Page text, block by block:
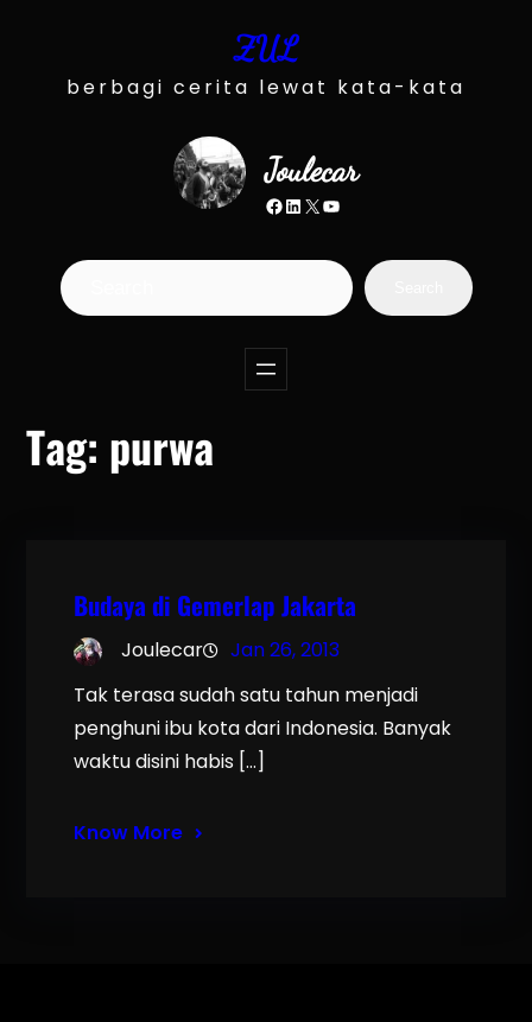
content
ZUL
berbagi cerita lewat kata-kata
Joulecar
Facebook LinkedIn X YouTube
S
e
h
Tag: purwa
Budaya di Gemerlap Jakarta
Joulecar
Jan 26, 2013
Tak terasa sudah satu tahun menjadi
penghuni ibu kota dari Indonesia. Banyak
waktu disini habis […]
Know More